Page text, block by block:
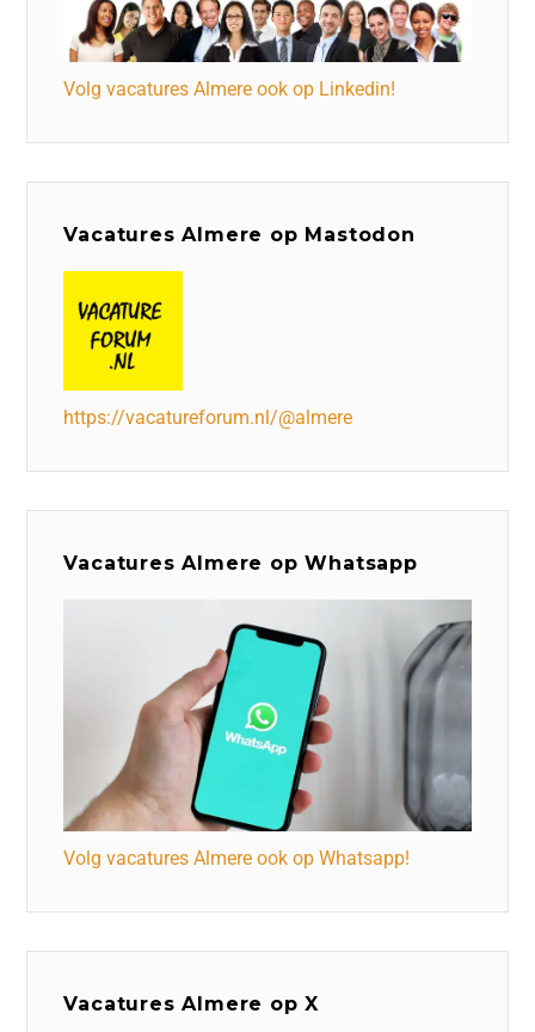
Volg vacatures Almere ook op Linkedin!
Vacatures Almere op Mastodon
https://vacatureforum.nl/@almere
Vacatures Almere op Whatsapp
Volg vacatures Almere ook op Whatsapp!
Vacatures Almere op X